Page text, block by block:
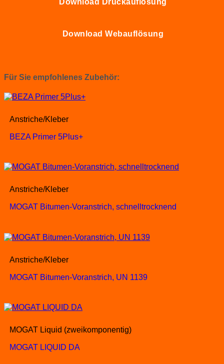
Download Druckauflösung
Download Webauflösung
Für Sie empfohlenes Zubehör:
Anstriche/Kleber
BEZA Primer 5Plus+
Anstriche/Kleber
MOGAT Bitumen-Voranstrich, schnelltrocknend
Anstriche/Kleber
MOGAT Bitumen-Voranstrich, UN 1139
MOGAT Liquid (zweikomponentig)
MOGAT LIQUID DA